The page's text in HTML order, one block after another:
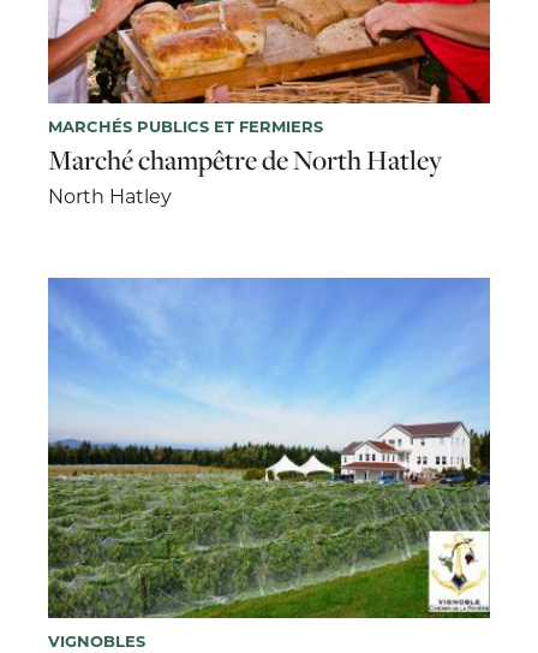
MARCHÉS PUBLICS ET FERMIERS
Marché champêtre de North Hatley
North Hatley
VIGNOBLES